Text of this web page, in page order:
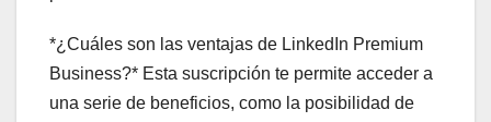
*¿Cuáles son las ventajas de LinkedIn Premium
Business?* Esta suscripción te permite acceder a
una serie de beneficios, como la posibilidad de